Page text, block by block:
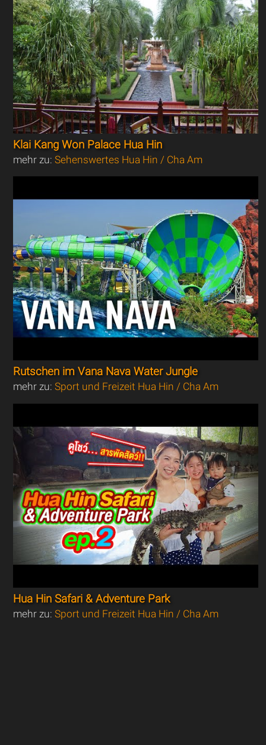
Klai Kang Won Palace Hua Hin
mehr zu:Sehenswertes Hua Hin / Cha Am
Rutschen im Vana Nava Water Jungle
mehr zu:Sport und Freizeit Hua Hin / Cha Am
Hua Hin Safari & Adventure Park
mehr zu:Sport und Freizeit Hua Hin / Cha Am